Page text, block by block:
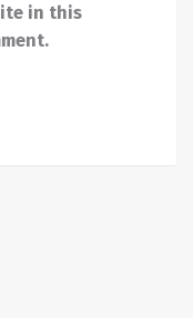
in this